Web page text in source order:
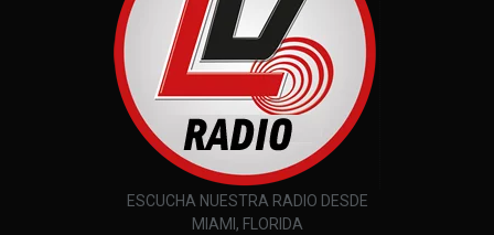
ESCUCHA NUESTRA RADIO DESDE
MIAMI, FLORIDA